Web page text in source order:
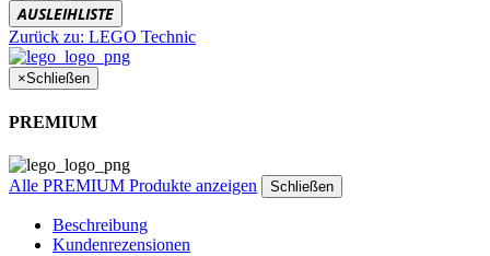
AUSLEIHLISTE
Zurück zu: LEGO Technic
×Schließen
PREMIUM
Alle PREMIUM Produkte anzeigen Schließen
Beschreibung
Kundenrezensionen